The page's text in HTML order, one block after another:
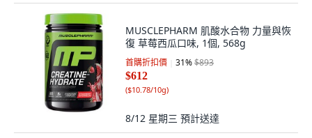
MUSCLEPHARM 肌酸水合物 力量與恢
復 草莓西瓜口味, 1個, 568g
首購折扣價 31%$893
$612
($10.78/10g)
8/12 星期三 預計送達